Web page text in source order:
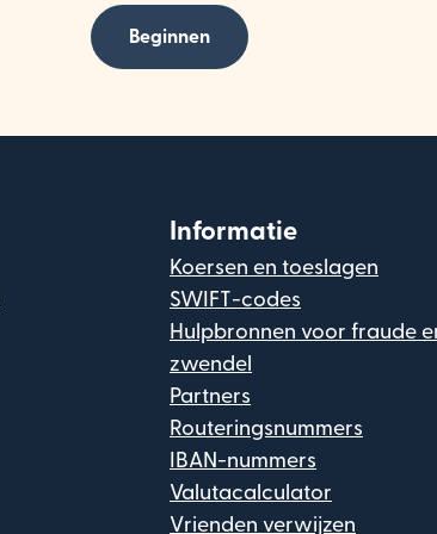
Beginnen
Informatie
Koersen en toeslagen
SWIFT-codes
Hulpbronnen voor fraude
zwendel
Partners
Routeringsnummers
IBAN-nummers
Valutacalculator
Vrienden verwijzen